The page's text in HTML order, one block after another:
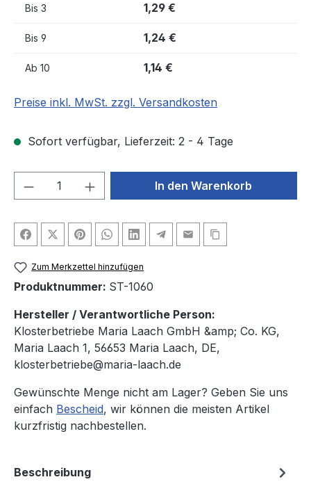
Bis 3 1,29 €
Bis 9 1,24 €
Ab 10 1,14 €
Preise inkl. MwSt. zzgl. Versandkosten
Sofort verfügbar, Lieferzeit: 2 - 4 Tage
Produkt Anzahl: Gib denIn den Warenkorb
Zum Merkzettel hinzufügen
Produktnummer: ST-1060
Hersteller / Verantwortliche Person:
Klosterbetriebe Maria Laach GmbH &amp; Co. KG,
Maria Laach 1, 56653 Maria Laach, DE,
klosterbetriebe@maria-laach.de
Gewünschte Menge nicht am Lager? Geben Sie uns
einfach Bescheid, wir können die meisten Artikel
kurzfristig nachbestellen.
Beschreibung